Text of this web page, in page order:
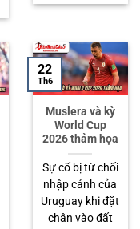
Muslera và kỳ
World Cup
2026 thảm họa
Sự cố bị từ chối
nhập cảnh của
Uruguay khi đặt
chân vào đất
22
Th6